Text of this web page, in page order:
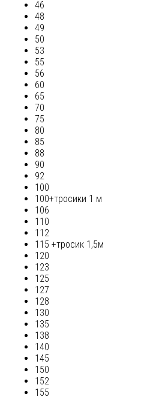
46
48
49
50
53
55
56
60
65
70
75
80
85
88
90
92
100
100+тросики 1 м
106
110
112
115 +тросик 1,5м
120
123
125
127
128
130
135
138
140
145
150
152
155